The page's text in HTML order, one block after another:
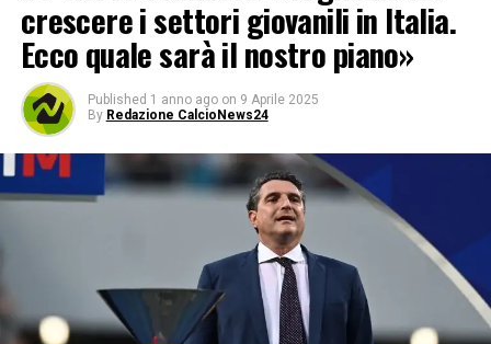
crescere i settori giovanili in Italia.
Ecco quale sarà il nostro piano»
Published 1 anno ago on 9 Aprile 2025
By Redazione CalcioNews24